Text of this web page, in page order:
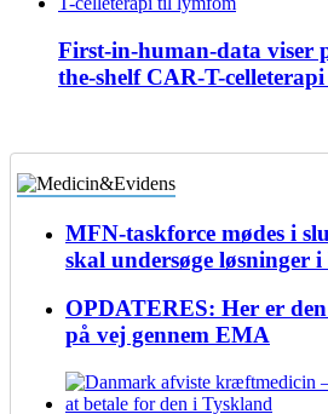
First-in-human-data viser
the-shelf CAR-T-
MFN-taskforce mødes i
skal undersøge løsninger
OPDATERES: Her er
på vej gennem EMA